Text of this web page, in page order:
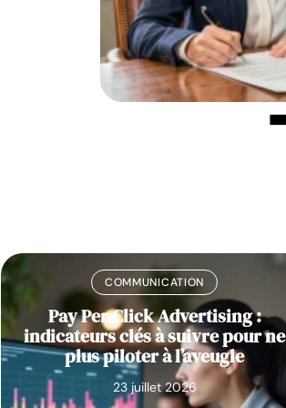
COMMUNICATION
Pay Per Click Advertising :
indicateurs clés à suivre pour ne
plus piloter à l’aveugle
23 juillet 2026